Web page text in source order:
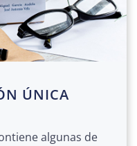
ÚNICA
algunas de